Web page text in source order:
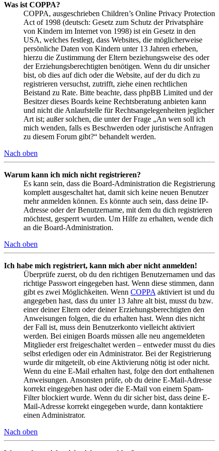
Was ist COPPA?
COPPA, ausgeschrieben Children’s Online Privacy Protection
Act of 1998 (deutsch: Gesetz zum Schutz der Privatsphäre
von Kindern im Internet von 1998) ist ein Gesetz in den
USA, welches festlegt, dass Websites, die möglicherweise
persönliche Daten von Kindern unter 13 Jahren erheben,
hierzu die Zustimmung der Eltern beziehungsweise des oder
der Erziehungsberechtigten benötigen. Wenn du dir unsicher
bist, ob dies auf dich oder die Website, auf der du dich zu
registrieren versuchst, zutrifft, ziehe einen rechtlichen
Beistand zu Rate. Bitte beachte, dass phpBB Limited und der
Besitzer dieses Boards keine Rechtsberatung anbieten kann
und nicht die Anlaufstelle für Rechtsangelegenheiten jeglicher
Art ist; außer solchen, die unter der Frage „An wen soll ich
mich wenden, falls es Beschwerden oder juristische Anfragen
zu diesem Forum gibt?“ behandelt werden.
Nach oben
Warum kann ich mich nicht registrieren?
Es kann sein, dass die Board-Administration die Registrierung
komplett ausgeschaltet hat, damit sich keine neuen Benutzer
mehr anmelden können. Es könnte auch sein, dass deine IP-
Adresse oder der Benutzername, mit dem du dich registrieren
möchtest, gesperrt wurden. Um Hilfe zu erhalten, wende dich
an die Board-Administration.
Nach oben
Ich habe mich registriert, kann mich aber nicht anmelden!
Überprüfe zuerst, ob du den richtigen Benutzernamen und das
richtige Passwort eingegeben hast. Wenn diese stimmen, dann
gibt es zwei Möglichkeiten. Wenn COPPA aktiviert ist und du
angegeben hast, dass du unter 13 Jahre alt bist, musst du bzw.
einer deiner Eltern oder deiner Erziehungsberechtigten den
Anweisungen folgen, die du erhalten hast. Wenn dies nicht
der Fall ist, muss dein Benutzerkonto vielleicht aktiviert
werden. Bei einigen Boards müssen alle neu angemeldeten
Mitglieder erst freigeschaltet werden – entweder musst du dies
selbst erledigen oder ein Administrator. Bei der Registrierung
wurde dir mitgeteilt, ob eine Aktivierung nötig ist oder nicht.
Wenn du eine E-Mail erhalten hast, folge den dort enthaltenen
Anweisungen. Ansonsten prüfe, ob du deine E-Mail-Adresse
korrekt eingegeben hast oder die E-Mail von einem Spam-
Filter blockiert wurde. Wenn du dir sicher bist, dass deine E-
Mail-Adresse korrekt eingegeben wurde, dann kontaktiere
einen Administrator.
Nach oben